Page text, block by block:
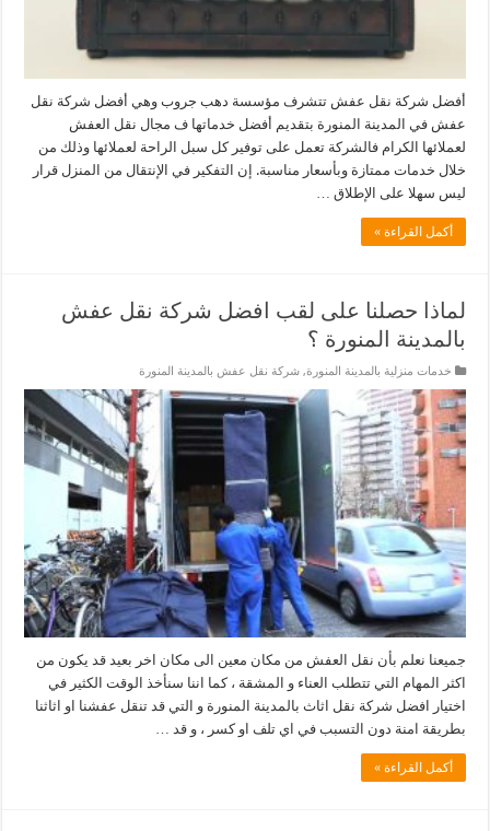
أفضل شركة نقل عفش تتشرف مؤسسة دهب جروب وهي أفضل شركة نقل
عفش في المدينة المنورة بتقديم أفضل خدماتها ف مجال نقل العفش
لعملائها الكرام فالشركة تعمل على توفير كل سبل الراحة لعملائها وذلك من
خلال خدمات ممتازة وبأسعار مناسبة. إن التفكير في الإنتقال من المنزل قرار
ليس سهلا على الإطلاق …
أكمل القراءة »
لماذا حصلنا على لقب افضل شركة نقل عفش
بالمدينة المنورة ؟
خدمات منزلية بالمدينة المنورة,شركة نقل عفش بالمدينة المنورة
جميعنا نعلم بأن نقل العفش من مكان معين الى مكان اخر بعيد قد يكون من
اكثر المهام التي تتطلب العناء و المشقة ، كما اننا سنأخذ الوقت الكثير في
اختيار افضل شركة نقل اثاث بالمدينة المنورة و التي قد تنقل عفشنا او اثاثنا
بطريقة امنة دون التسبب في اي تلف او كسر ، و قد …
أكمل القراءة »